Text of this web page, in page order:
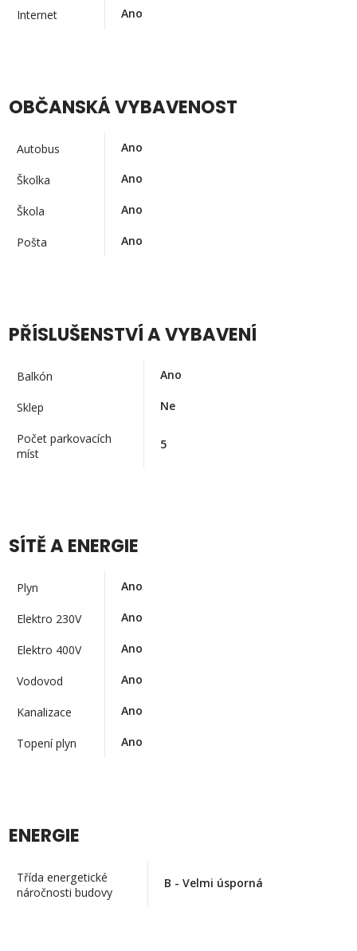
Internet Ano
OBČANSKÁ VYBAVENOST
Autobus Ano
Školka Ano
Škola Ano
Pošta Ano
PŘÍSLUŠENSTVÍ A VYBAVENÍ
Balkón Ano
Sklep Ne
Počet parkovacích
míst
5
SÍTĚ A ENERGIE
Plyn Ano
Elektro 230V Ano
Elektro 400V Ano
Vodovod Ano
Kanalizace Ano
Topení plyn Ano
ENERGIE
Třída energetické
náročnosti budovy
B - Velmi úsporná